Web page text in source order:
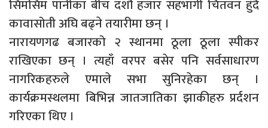
सिमसिम पानीका बीच दशौं हजार सहभागी चितवन हुँदै
कावासोती अघि बढ्ने तयारीमा छन् ।
नारायणगढ बजारको २ स्थानमा ठूला ठूला स्पीकर
राखिएका छन् । त्यहाँ वरपर बसेर पनि सर्वसाधारण
नागरिकहरुले एमाले सभा सुनिरहेका छन् ।
कार्यक्रमस्थलमा बिभिन्न जातजातिका झाकीहरु प्रर्दशन
गरिएका थिए ।